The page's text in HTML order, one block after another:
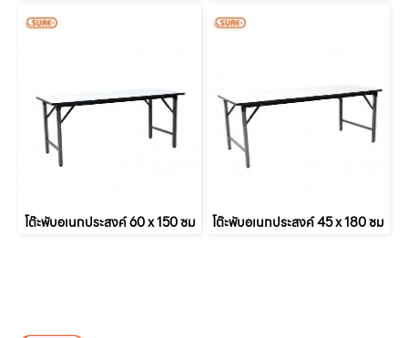
โต๊ะพับอเนกประสงค์ 60 x 150 ซม โต๊ะพับอเนกประสงค์ 45 x 180 ซม